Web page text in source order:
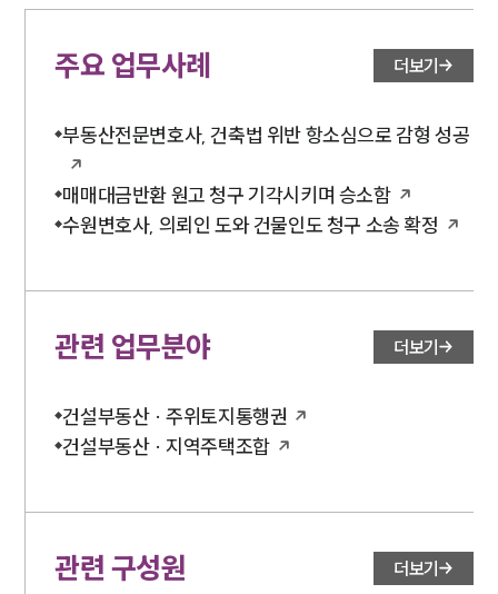
주요 업무사례 더보기
부동산전문변호사, 건축법 위반 항소심으로 감형 성공
매매대금반환 원고 청구 기각시키며 승소함
수원변호사, 의뢰인 도와 건물인도 청구 소송 확정
관련 업무분야 더보기
건설부동산 · 주위토지통행권
건설부동산 · 지역주택조합
관련 구성원 더보기